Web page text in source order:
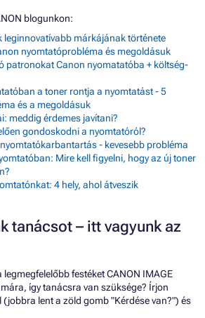
blogunkon:
leginnovatívabb márkájának története
nyomtatóprobléma és megoldásuk
patronokat Canon nyomatatóba + költség-
a toner rontja a nyomtatást - 5
és a megoldásuk
meddig érdemes javítani?
gondoskodni a nyomtatóról?
- kevesebb probléma
Mire kell figyelni, hogy az új toner
4 hely, ahol átveszik
tanácsot – itt vagyunk az
festéket CANON IMAGE
így tanácsra van szüksége? Írjon
lent a zöld gomb "Kérdése van?") és